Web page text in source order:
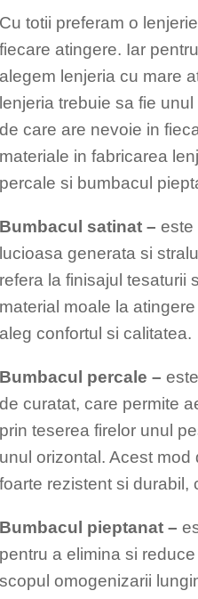
Cu totii preferam o
fiecare atingere. Iar
alegem lenjeria cu mare
lenjeria trebuie sa fie
de care are nevoie in
materiale in fabricarea
percale si bumbacul
Bumbacul satinat – este
lucioasa generata si
refera la finisajul tesaturii
material moale la
aleg confortul si calitatea.
Bumbacul percale –
de curatat, care permite
prin teserea firelor unul
unul orizontal. Acest mod
foarte rezistent si durabil,
Bumbacul pieptanat –
pentru a elimina si
scopul omogenizarii